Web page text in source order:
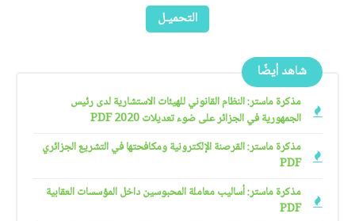
التحميـل
شاهد أيضًا
مذكرة ماستر: النظام القانوني للهيئات الاستشارية لدى رئيس
الجمهورية في الجزائر على ضوء تعديلات 2020 PDF
مذكرة ماستر: القرصنة الإلكترونية ومكافحتها في التشريع الجزائري
PDF
مذكرة ماستر: أساليب معاملة المحبوسين داخل المؤسسات العقابية
PDF